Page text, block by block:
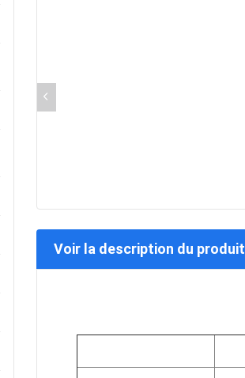
Voir la description du produit